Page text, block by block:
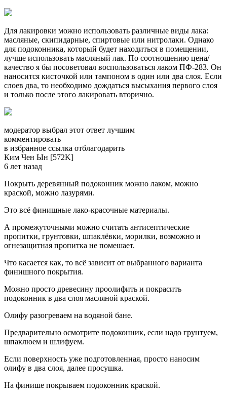
Для лакировки можно использовать различные виды лака:
масляные, скипидарные, спиртовые или нитролаки. Однако
для подоконника, который будет находиться в помещении,
лучше использовать масляный лак. По соотношению цена/
качество я бы посоветовал воспользоваться лаком ПФ-283. Он
наносится кисточкой или тампоном в один или два слоя. Если
слоев два, то необходимо дождаться высыхания первого слоя
и только после этого лакировать вторично.
модератор выбрал этот ответ лучшим
комментировать
в избранное ссылка отблагодарить
Ким Чен Ын [572K]
6 лет назад
Покрыть деревянный подоконник можно лаком, можно
краской, можно лазурями.
Это всё финишные лако-красочные материалы.
А промежуточными можно считать антисептические
пропитки, грунтовки, шпаклёвки, морилки, возможно и
огнезащитная пропитка не помешает.
Что касается как, то всё зависит от выбранного варианта
финишного покрытия.
Можно просто древесину проолифить и покрасить
подоконник в два слоя масляной краской.
Олифу разогреваем на водяной бане.
Предварительно осмотрите подоконник, если надо грунтуем,
шпаклюем и шлифуем.
Если поверхность уже подготовленная, просто наносим
олифу в два слоя, далее просушка.
На финише покрываем подоконник краской.